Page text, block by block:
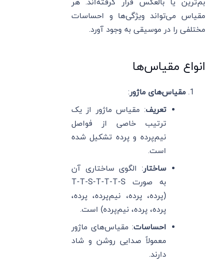
بم‌ترین یا بالعکس قرار گرفته‌اند. هر
مقیاس می‌تواند ویژگی‌ها و احساسات
مختلفی را در موسیقی به وجود آورد.
انواع مقیاس‌ها
مقیاس‌های ماژور:
تعریف: مقیاس ماژور از یک
ترتیب خاصی از فواصل
نیم‌پرده و پرده تشکیل شده
است.
ساختار: الگوی ساختاری آن
به صورت T-T-S-T-T-T-S
(پرده، پرده، نیم‌پرده، پرده،
پرده، پرده، نیم‌پرده) است.
احساسات: مقیاس‌های ماژور
معمولاً صدایی روشن و شاد
دارند.